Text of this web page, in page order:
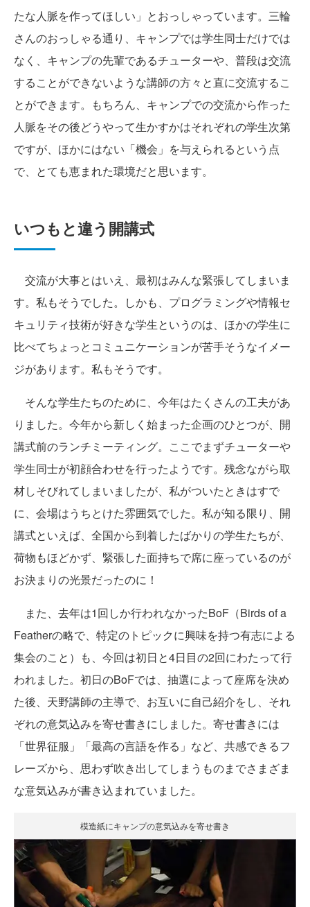
たな人脈を作ってほしい」とおっしゃっています。三輪
さんのおっしゃる通り、キャンプでは学生同士だけでは
なく、キャンプの先輩であるチューターや、普段は交流
することができないような講師の方々と直に交流するこ
とができます。もちろん、キャンプでの交流から作った
人脈をその後どうやって生かすかはそれぞれの学生次第
ですが、ほかにはない「機会」を与えられるという点
で、とても恵まれた環境だと思います。
いつもと違う開講式
交流が大事とはいえ、最初はみんな緊張してしまいま
す。私もそうでした。しかも、プログラミングや情報セ
キュリティ技術が好きな学生というのは、ほかの学生に
比べてちょっとコミュニケーションが苦手そうなイメー
ジがあります。私もそうです。
そんな学生たちのために、今年はたくさんの工夫があ
りました。今年から新しく始まった企画のひとつが、開
講式前のランチミーティング。ここでまずチューターや
学生同士が初顔合わせを行ったようです。残念ながら取
材しそびれてしまいましたが、私がついたときはすで
に、会場はうちとけた雰囲気でした。私が知る限り、開
講式といえば、全国から到着したばかりの学生たちが、
荷物もほどかず、緊張した面持ちで席に座っているのが
お決まりの光景だったのに！
また、去年は1回しか行われなかったBoF（Birds of a
Featherの略で、特定のトピックに興味を持つ有志による
集会のこと）も、今回は初日と4日目の2回にわたって行
われました。初日のBoFでは、抽選によって座席を決め
た後、天野講師の主導で、お互いに自己紹介をし、それ
ぞれの意気込みを寄せ書きにしました。寄せ書きには
「世界征服」「最高の言語を作る」など、共感できるフ
レーズから、思わず吹き出してしまうものまでさまざま
な意気込みが書き込まれていました。
模造紙にキャンプの意気込みを寄せ書き